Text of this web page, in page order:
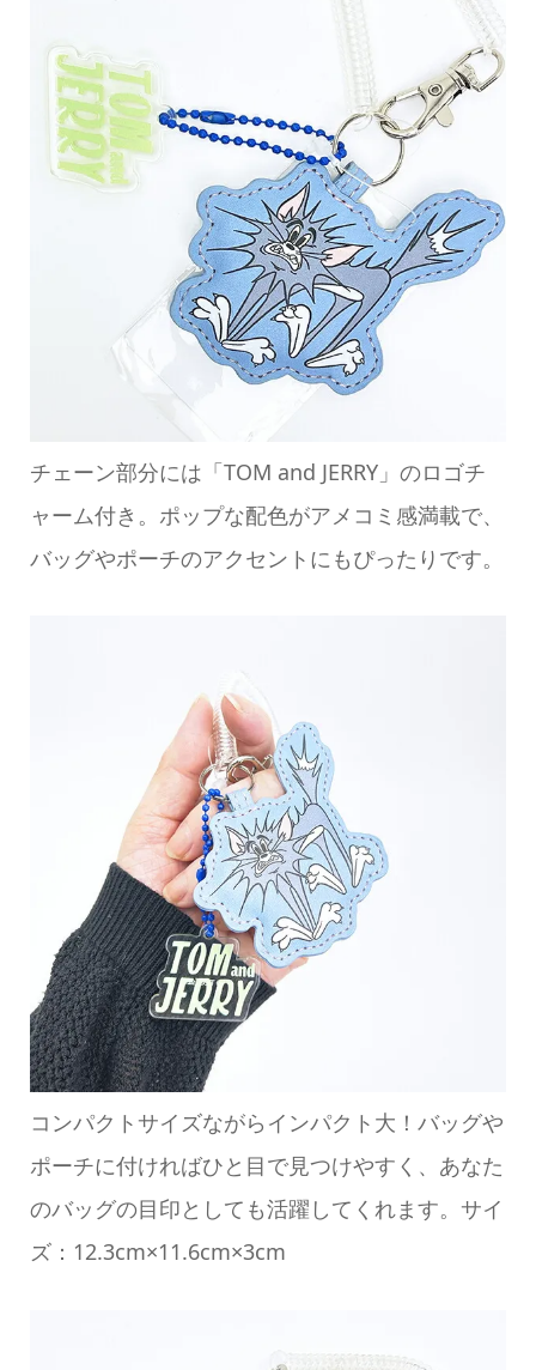
チェーン部分には「TOM and JERRY」のロゴチ
ャーム付き。ポップな配色がアメコミ感満載で、
バッグやポーチのアクセントにもぴったりです。
コンパクトサイズながらインパクト大！バッグや
ポーチに付ければひと目で見つけやすく、あなた
のバッグの目印としても活躍してくれます。サイ
ズ：12.3cm×11.6cm×3cm